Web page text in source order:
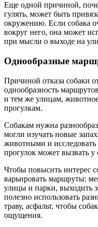
Еще одной причиной,
гулять, может быть
окружению. Если собака
вокруг него, она может
при мысли о выходе на
Однообразные
Причиной отказа собаки
однообразность
и тем же улицам,
прогулкам.
Собакам нужна
могли изучать новые
животными и
прогулок может вызвать у
Чтобы повысить интерес
варьировать маршруты:
улицы и парки, выходить
полезно использовать
траву, асфальт, чтобы
ощущения.